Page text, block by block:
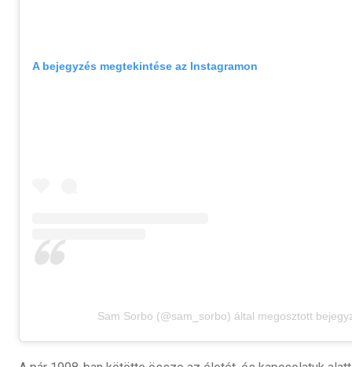
A bejegyzés megtekintése az Instagramon
Sam Sorbo (@sam_sorbo) által megosztott